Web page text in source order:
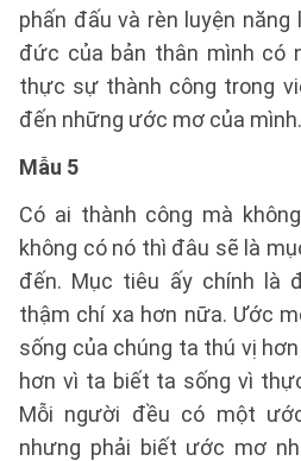
phấn đấu và rèn luyện
đức của bản thân mình có
thực sự thành công trong
đến những ước mơ của mình.
Mẫu 5
Có ai thành công mà
không có nó thì đâu sẽ là
đến. Mục tiêu ấy chính là
thậm chí xa hơn nữa. Ước
sống của chúng ta thú vị
hơn vì ta biết ta sống vì
Mỗi người đều có một
nhưng phải biết ước mơ